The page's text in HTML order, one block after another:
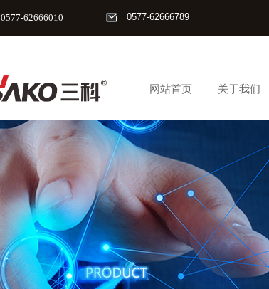
0577-62666010 0577-62666789
网站首页 关于我们